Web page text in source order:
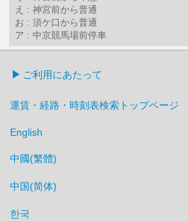
え : 神宮前から普通
お : 須ケ口から普通
ア : 中京競馬場前停車
ご利用にあたって
運賃・経路・時刻表検索トップページ
English
中國(繁體)
中国(简体)
한국